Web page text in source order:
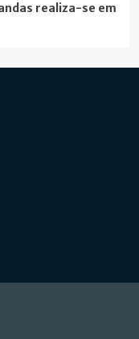
realiza-se em